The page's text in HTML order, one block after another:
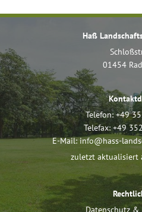
Haß
01454
Telefon:+49
Telefax: +49
E-Mail:info@hass-
zuletzt aktualisiert
Datenschutz &